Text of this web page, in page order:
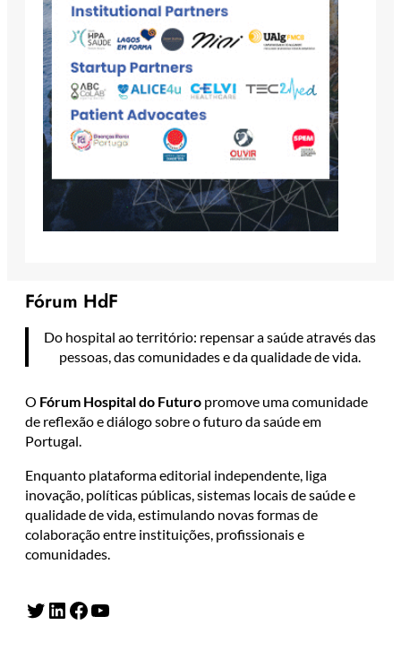
Fórum HdF
Do hospital ao território: repensar a saúde através das
pessoas, das comunidades e da qualidade de vida.
O Fórum Hospital do Futuro promove uma comunidade
de reflexão e diálogo sobre o futuro da saúde em
Portugal.
Enquanto plataforma editorial independente, liga
inovação, políticas públicas, sistemas locais de saúde e
qualidade de vida, estimulando novas formas de
colaboração entre instituições, profissionais e
comunidades.
Twitter LinkedIn Facebook YouTube